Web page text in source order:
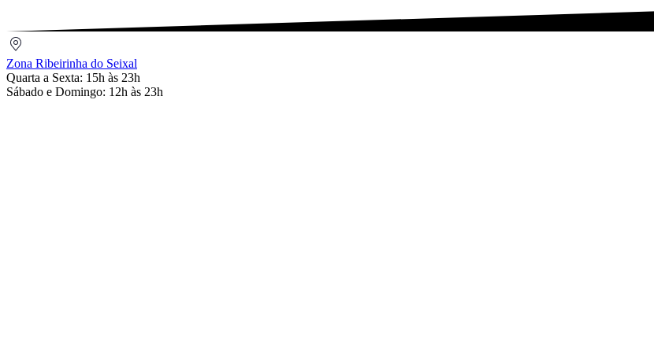
do
Seixal
Zona Ribeirinha do Seixal
Quarta a Sexta: 15h às 23h
Sábado e Domingo: 12h às 23h